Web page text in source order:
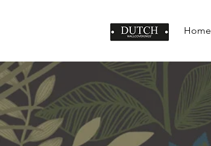
Home